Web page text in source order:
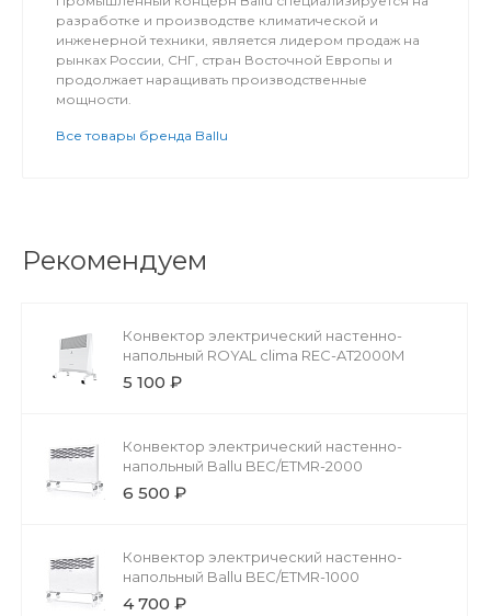
разработке и производстве климатической и
инженерной техники, является лидером продаж на
рынках России, СНГ, стран Восточной Европы и
продолжает наращивать производственные
мощности.
Все товары бренда Ballu
Рекомендуем
Конвектор электрический настенно-
напольный ROYAL clima REC-AT2000M
5 100 ₽
Конвектор электрический настенно-
напольный Ballu BEC/ETMR-2000
6 500 ₽
Конвектор электрический настенно-
напольный Ballu BEC/ETMR-1000
4 700 ₽